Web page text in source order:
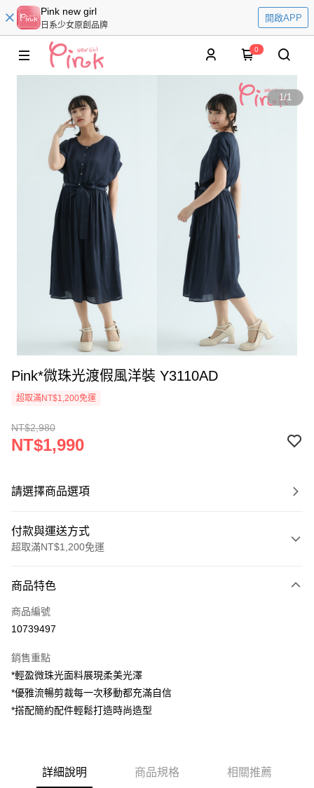
Pink new girl
日系少女原創品牌
開啟APP
0
1/1
Pink*微珠光渡假風洋裝 Y3110AD
超取滿NT$1,200免運
NT$2,980
NT$1,990
請選擇商品選項
付款與運送方式
超取滿NT$1,200免運
信用卡一次付款
超商取貨付款
Apple Pay
街口支付
相關說明
商品特色
商品編號
10739497
銷售重點
*輕盈微珠光面料展現柔美光澤
*優雅流暢剪裁每一次移動都充滿自信
*搭配簡約配件輕鬆打造時尚造型
詳細說明 商品規格 相關推薦